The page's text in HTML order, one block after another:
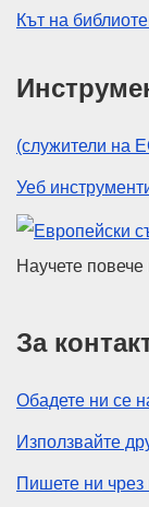
Кът на
(служители на
Уеб
Научете повече
За
Обадете ни се
Използвайте
Пишете ни